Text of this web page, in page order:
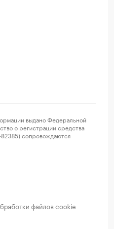
выдано Федеральной
о регистрации средства
сопровождаются
файлов cookie